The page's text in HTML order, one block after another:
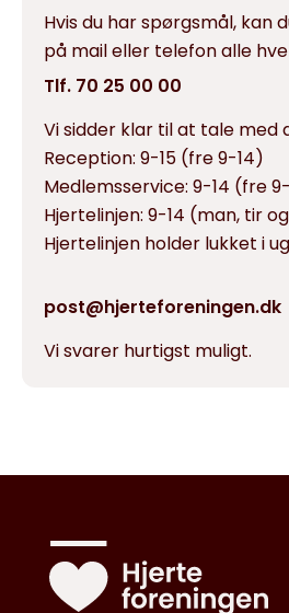
Hvis du har spørgsmål, kan
på mail eller telefon alle
Tlf. 70 25 00 00
Vi sidder klar til at tale med
Reception: 9-15 (fre 9-14)
Medlemsservice: 9-14 (fre
Hjertelinjen: 9-14 (man, tir
Hjertelinjen holder lukket i
post@hjerteforeningen.dk
Vi svarer hurtigst muligt.